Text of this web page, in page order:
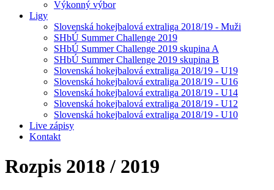
Výkonný výbor
Ligy
Slovenská hokejbalová extraliga 2018/19 - Muži
SHbÚ Summer Challenge 2019
SHbÚ Summer Challenge 2019 skupina A
SHbÚ Summer Challenge 2019 skupina B
Slovenská hokejbalová extraliga 2018/19 - U19
Slovenská hokejbalová extraliga 2018/19 - U16
Slovenská hokejbalová extraliga 2018/19 - U14
Slovenská hokejbalová extraliga 2018/19 - U12
Slovenská hokejbalová extraliga 2018/19 - U10
Live zápisy
Kontakt
Rozpis 2018 / 2019